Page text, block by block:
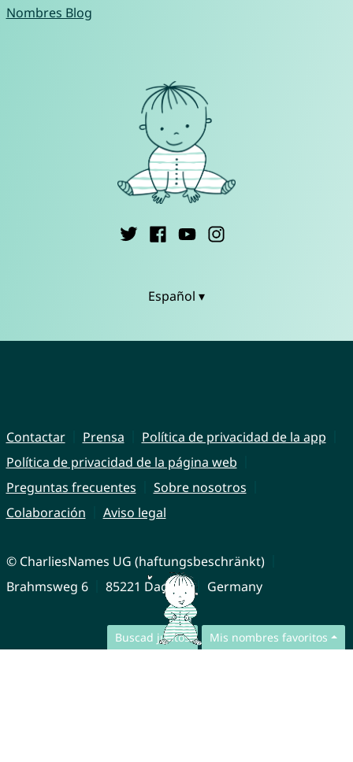
Buscad juntos Mis nombres favoritos
Nombres Blog
Español ▾
Contactar Prensa
Política de privacidad de la app
Política de privacidad de la página web
Preguntas frecuentes
Sobre nosotros
Colaboración
Aviso legal
© CharliesNames UG (haftungsbeschränkt)
Brahmsweg 6
85221 Dachau Germany